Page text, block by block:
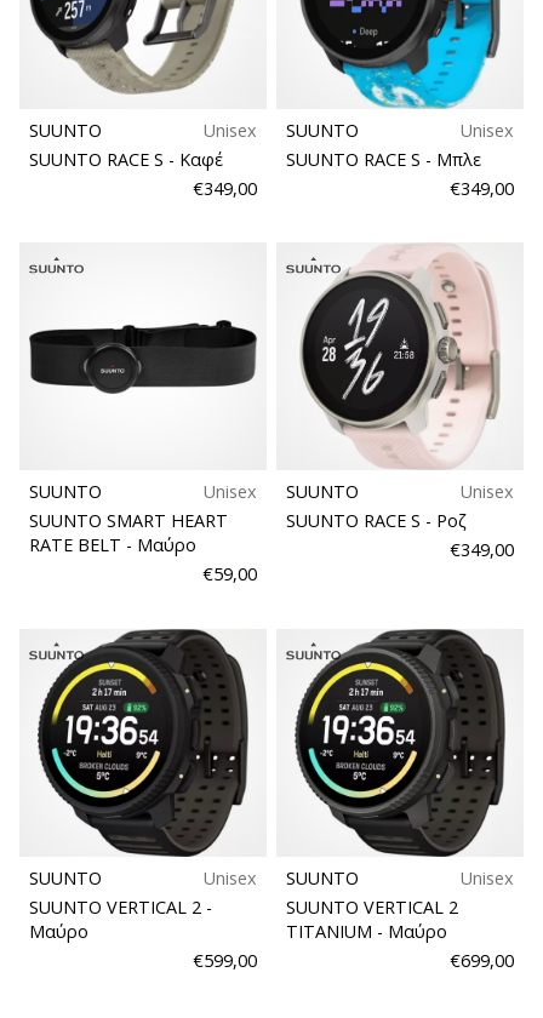
νέα
παπούτσια
handball
Accelerate
NITRO
τις
και
25. 11. 2024
•
6 λεπτά ανάγνωσης
πρεσβευτής
της
μάρκας
χάντμπολ
μας
Είσαι
λάτρης
χάντμπολ
όπως
εμείς;
Γίνε
SUUNTO
Unisex
SUUNTO RACE S - Καφέ
€349,00
SUUNTO
Unisex
SUUNTO RACE S - Μπλε
€349,00
SUUNTO
Unisex
SUUNTO SMART HEART
RATE BELT - Μαύρο
€59,00
SUUNTO
Unisex
SUUNTO RACE S - Ροζ
€349,00
SUUNTO
Unisex
SUUNTO VERTICAL 2 -
Μαύρο
€599,00
SUUNTO
Unisex
SUUNTO VERTICAL 2
TITANIUM - Μαύρο
€699,00